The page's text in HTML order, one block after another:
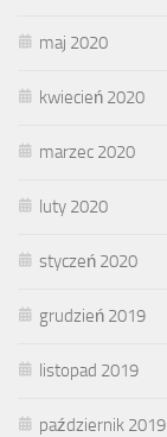
maj 2020
kwiecień 2020
marzec 2020
luty 2020
styczeń 2020
grudzień 2019
listopad 2019
październik 2019